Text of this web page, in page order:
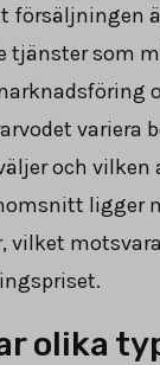
försäljningen
tjänster som
variera
och vilken
ligger
vilket
olika